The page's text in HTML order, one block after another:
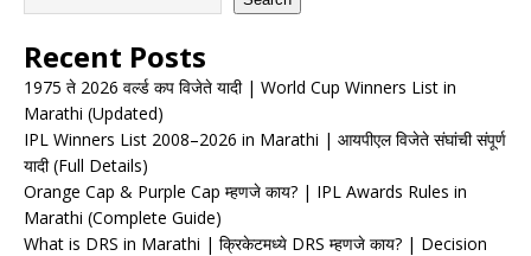
Recent Posts
1975 ते 2026 वर्ल्ड कप विजेते यादी | World Cup Winners List in
Marathi (Updated)
IPL Winners List 2008–2026 in Marathi | आयपीएल विजेते संघांची संपूर्ण
यादी (Full Details)
Orange Cap & Purple Cap म्हणजे काय? | IPL Awards Rules in
Marathi (Complete Guide)
What is DRS in Marathi | क्रिकेटमध्ये DRS म्हणजे काय? | Decision